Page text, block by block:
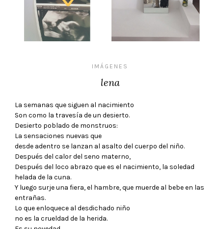
IMÁGENES
lena
La semanas que siguen al nacimiento
Son como la travesía de un desierto.
Desierto poblado de monstruos:
La sensaciones nuevas que
desde adentro se lanzan al asalto del cuerpo del niño.
Después del calor del seno materno,
Después del loco abrazo que es el nacimiento, la soledad
helada de la cuna.
Y luego surje una fiera, el hambre, que muerde al bebe en las
entrañas.
Lo que enloquece al desdichado niño
no es la crueldad de la herida.